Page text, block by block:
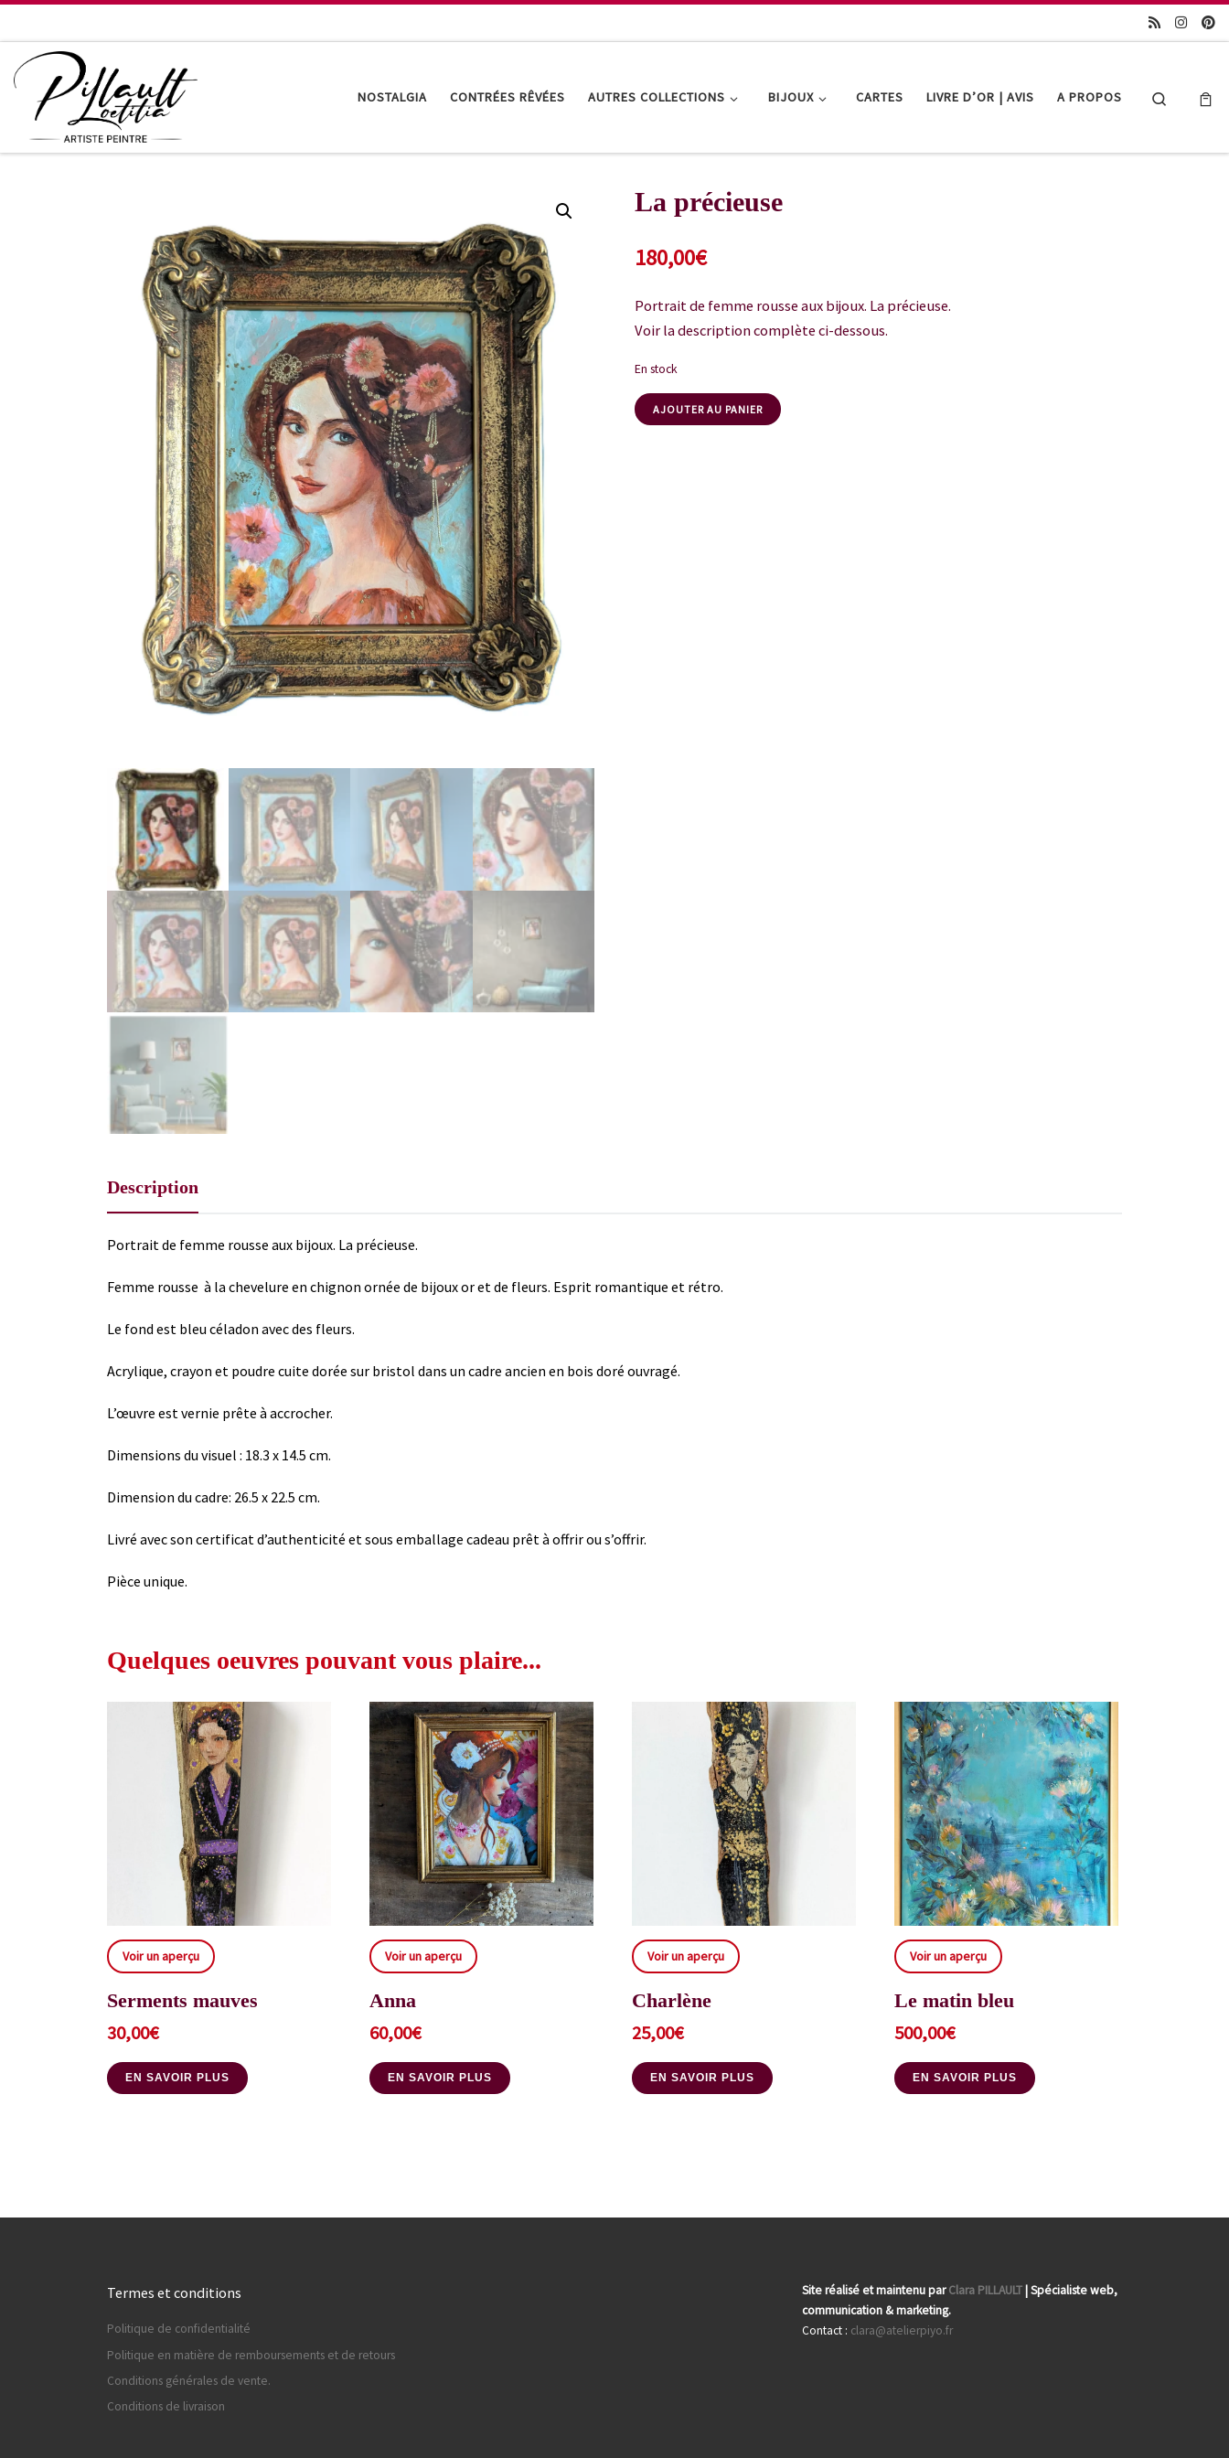
NOSTALGIA CONTRÉES RÊVÉES AUTRES COLLECTIONS BIJOUX CARTES LIVRE D’OR | AVIS A PROPOS Search
La précieuse
180,00€
Portrait de femme rousse aux bijoux. La précieuse.
Voir la description complète ci-dessous.
En stock
AJOUTER AU PANIER
Description
Portrait de femme rousse aux bijoux. La précieuse.
Femme rousse à la chevelure en chignon ornée de bijoux or et de fleurs. Esprit romantique et rétro.
Le fond est bleu céladon avec des fleurs.
Acrylique, crayon et poudre cuite dorée sur bristol dans un cadre ancien en bois doré ouvragé.
L’œuvre est vernie prête à accrocher.
Dimensions du visuel : 18.3 x 14.5 cm.
Dimension du cadre: 26.5 x 22.5 cm.
Livré avec son certificat d’authenticité et sous emballage cadeau prêt à offrir ou s’offrir.
Pièce unique.
Quelques oeuvres pouvant vous plaire...
Voir un aperçu
Serments mauves
30,00€
EN SAVOIR PLUS
Voir un aperçu
Anna
60,00€
EN SAVOIR PLUS
Voir un aperçu
Charlène
25,00€
EN SAVOIR PLUS
Voir un aperçu
Le matin bleu
500,00€
EN SAVOIR PLUS
Termes et conditions
Politique de confidentialité
Politique en matière de remboursements et de retours
Conditions générales de vente.
Conditions de livraison
Site réalisé et maintenu parClara PILLAULT | Spécialiste web,
communication & marketing.
Contact : clara@atelierpiyo.fr